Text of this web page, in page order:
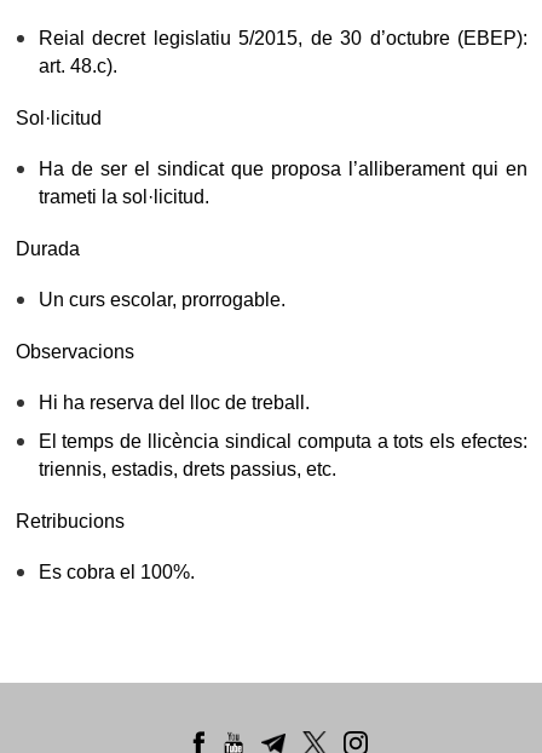
Reial decret legislatiu 5/2015, de 30 d’octubre (EBEP):
art. 48.c).
Sol·licitud
Ha de ser el sindicat que proposa l’alliberament qui en
trameti la sol·licitud.
Durada
Un curs escolar, prorrogable.
Observacions
Hi ha reserva del lloc de treball.
El temps de llicència sindical computa a tots els efectes:
triennis, estadis, drets passius, etc.
Retribucions
Es cobra el 100%.